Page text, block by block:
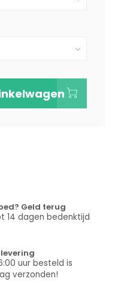
Geld terug
14 dagen bedenktijd
uur besteld is
verzonden!